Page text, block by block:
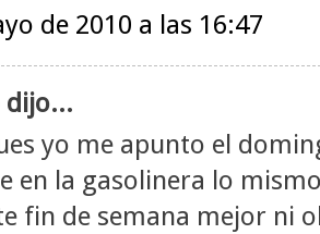
de 2010 a las 16:47
dijo...
yo me apunto el
en la gasolinera lo
fin de semana mejor ni